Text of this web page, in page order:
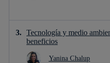
Tecnología y medio
beneficios
Yanina Chalup